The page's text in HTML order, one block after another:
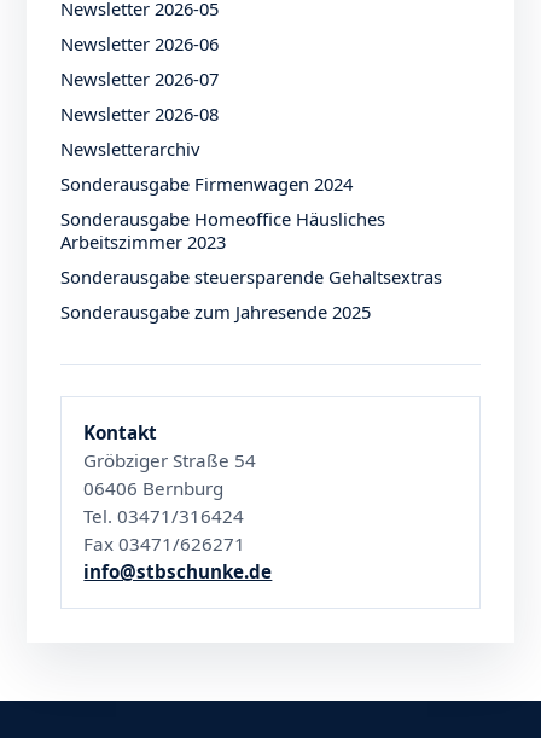
Newsletter 2026-05
Newsletter 2026-06
Newsletter 2026-07
Newsletter 2026-08
Newsletterarchiv
Sonderausgabe Firmenwagen 2024
Sonderausgabe Homeoffice Häusliches
Arbeitszimmer 2023
Sonderausgabe steuersparende Gehaltsextras
Sonderausgabe zum Jahresende 2025
Kontakt
Gröbziger Straße 54
06406 Bernburg
Tel. 03471/316424
Fax 03471/626271
info@stbschunke.de